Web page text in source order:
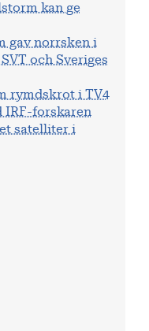
kan ge
gav norrsken i
och Sveriges
rymdskrot i TV4
IRF-forskaren
satelliter i